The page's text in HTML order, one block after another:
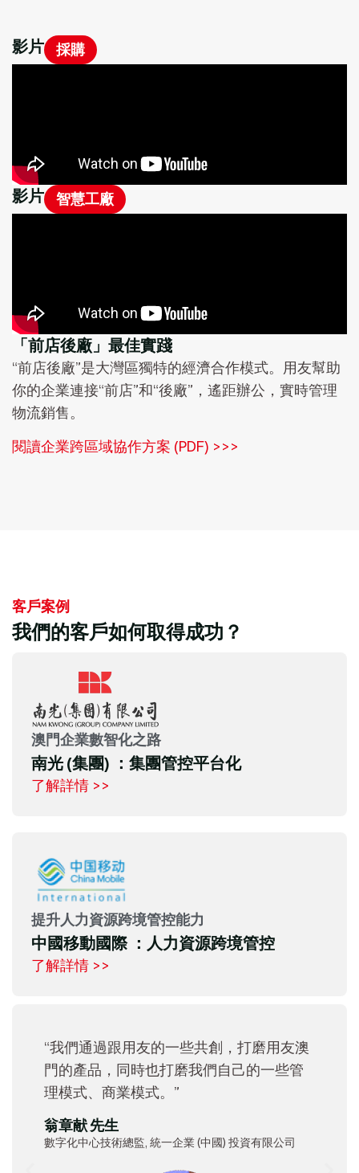
影片 採購
影片 智慧工廠
「前店後廠」最佳實踐
“前店後廠”是大灣區獨特的經濟合作模式。用友幫助
你的企業連接“前店”和“後廠”，遙距辦公，實時管理
物流銷售。
閱讀企業跨區域協作方案 (PDF) >>>
客戶案例
我們的客戶如何取得成功？
澳門企業數智化之路
南光 (集團) ：集團管控平台化
了解詳情 >>
提升人力資源跨境管控能力
中國移動國際 ：人力資源跨境管控
了解詳情 >>
“我們通過跟用友的一些共創，打磨用友澳
門的產品，同時也打磨我們自己的一些管
理模式、商業模式。”
翁章献 先生
數字化中心技術總監, 統一企業 (中國) 投資有限公司